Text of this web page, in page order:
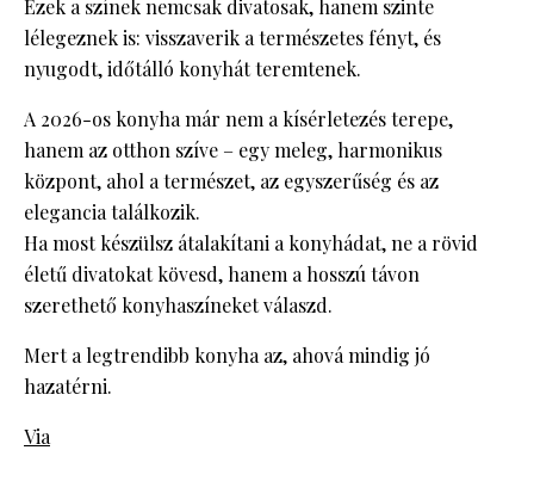
Ezek a színek nemcsak divatosak, hanem szinte
lélegeznek is: visszaverik a természetes fényt, és
nyugodt, időtálló konyhát teremtenek.
A 2026-os konyha már nem a kísérletezés terepe,
hanem az otthon szíve – egy meleg, harmonikus
központ, ahol a természet, az egyszerűség és az
elegancia találkozik.
Ha most készülsz átalakítani a konyhádat, ne a rövid
életű divatokat kövesd, hanem a hosszú távon
szerethető konyhaszíneket válaszd.
Mert a legtrendibb konyha az, ahová mindig jó
hazatérni.
Via